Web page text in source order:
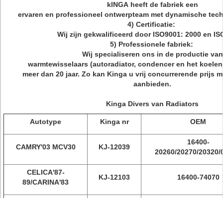
kINGA heeft de fabriek een
ervaren en professioneel ontwerpteam met dynamische
4) Certificatie:
Wij zijn gekwalificeerd door ISO9001: 2000 en
5) Professionele fabriek:
Wij specialiseren ons in de productie van
warmtewisselaars (autoradiator, condencer en het
meer dan 20 jaar. Zo kan Kinga u vrij concurrerende prijs
aanbieden.
Kinga Divers van Radiators
Autotype Kinga nr OEM
CAMRY'03 MCV30 KJ-12039
16400-
20260/20270/20320/
CELICA'87-
89/CARINA'83
KJ-12103 16400-74070